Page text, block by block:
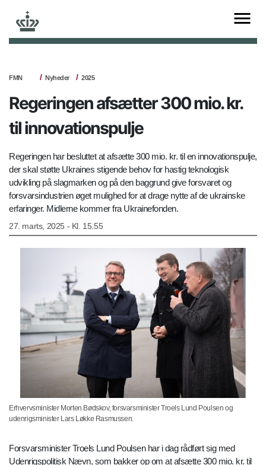
FMN Nyheder 2025
Regeringen afsætter 300 mio. kr.
til innovationspulje
Regeringen har besluttet at afsætte 300 mio. kr. til en innovationspulje,
der skal støtte Ukraines stigende behov for hastig teknologisk
udvikling på slagmarken og på den baggrund give forsvaret og
forsvarsindustrien øget mulighed for at drage nytte af de ukrainske
erfaringer. Midlerne kommer fra Ukrainefonden.
27. marts, 2025 - Kl. 15.55
Erhvervsminister Morten Bødskov, forsvarsminister Troels Lund Poulsen og
udenrigsminister Lars Løkke Rasmussen.
Forsvarsminister Troels Lund Poulsen har i dag rådført sig med
Udenrigspolitisk Nævn, som bakker op om at afsætte 300 mio. kr. til